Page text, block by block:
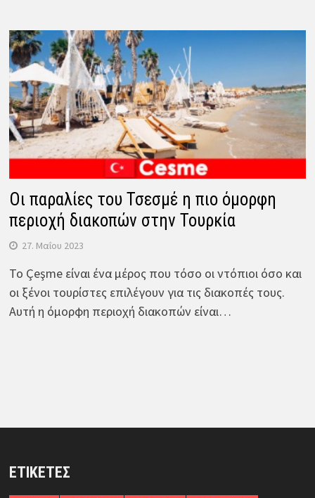
Οι παραλίες του Τσεσμέ η πιο όμορφη
περιοχή διακοπών στην Τουρκία
27. Μαΐου 2023
Το Çeşme είναι ένα μέρος που τόσο οι ντόπιοι όσο και
οι ξένοι τουρίστες επιλέγουν για τις διακοπές τους.
Αυτή η όμορφη περιοχή διακοπών είναι…
ΕΤΙΚΈΤΕΣ